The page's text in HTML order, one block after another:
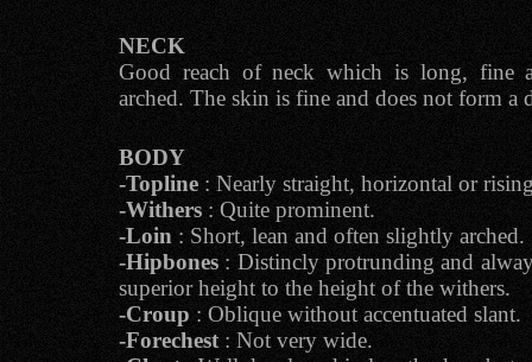
NECK
Good reach of neck which is long, fine
arched. The skin is fine and does not form a
BODY
-Topline : Nearly straight, horizontal or
-Withers : Quite prominent.
-Loin : Short, lean and often slightly arched.
-Hipbones : Distincly protrunding and
superior height to the height of the withers.
-Croup : Oblique without accentuated slant.
-Forechest : Not very wide.